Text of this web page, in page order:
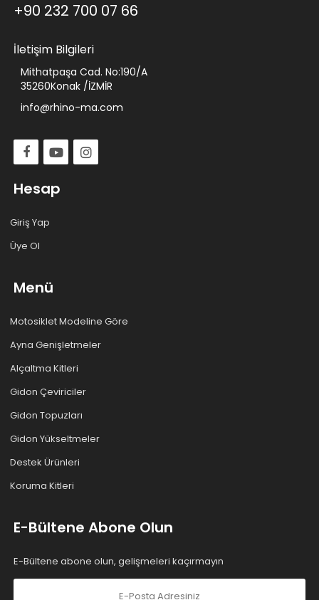
+90 232 700 07 66
İletişim Bilgileri
Mithatpaşa Cad. No:190/A
35260Konak /İZMİR
info@rhino-ma.com
Hesap
Giriş Yap
Üye Ol
Menü
Motosiklet Modeline Göre
Ayna Genişletmeler
Alçaltma Kitleri
Gidon Çeviriciler
Gidon Topuzları
Gidon Yükseltmeler
Destek Ürünleri
Koruma Kitleri
E-Bültene Abone Olun
E-Bültene abone olun, gelişmeleri kaçırmayın